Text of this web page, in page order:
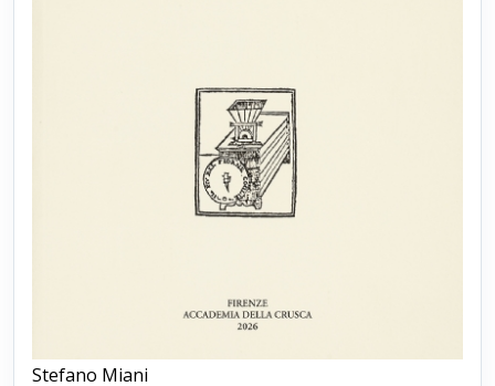
Stefano Miani